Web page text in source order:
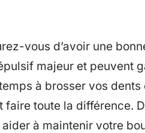
vous d’avoir une
majeur et peuvent
à brosser vos
faire toute la différence.
à maintenir votre